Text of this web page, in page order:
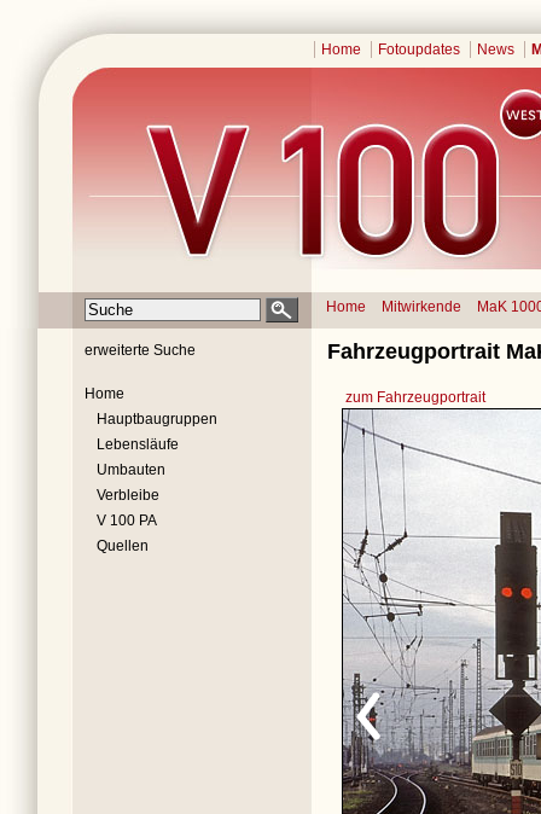
Home Fotoupdates News
Home Mitwirkende MaK
erweiterte Suche
Home
Hauptbaugruppen
Lebensläufe
Umbauten
Verbleibe
V 100 PA
Quellen
Fahrzeugportrait
zum Fahrzeugportrait